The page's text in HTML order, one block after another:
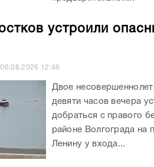
устроили
06.08.2026 12:46
Двое
девяти часов вечера
добраться с правого
районе Волгограда на
Ленину у входа...